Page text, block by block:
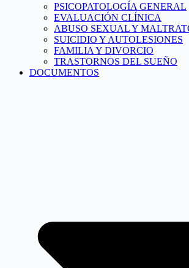
PSICOPATOLOGÍA GENERAL
EVALUACIÓN CLÍNICA
ABUSO SEXUAL Y
SUICIDIO Y AUTOLESIONES
FAMILIA Y DIVORCIO
TRASTORNOS DEL SUEÑO
DOCUMENTOS